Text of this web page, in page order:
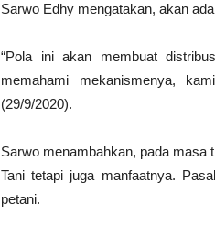
Sarwo Edhy mengatakan, akan
“Pola ini akan membuat
memahami mekanismenya,
(29/9/2020).
Sarwo menambahkan, pada masa
Tani tetapi juga manfaatnya.
petani.